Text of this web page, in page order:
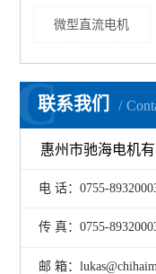
微型直流电机
联系我们
C
惠州市驰海电机
电 话：0755-
传 真：0755-
邮 箱：